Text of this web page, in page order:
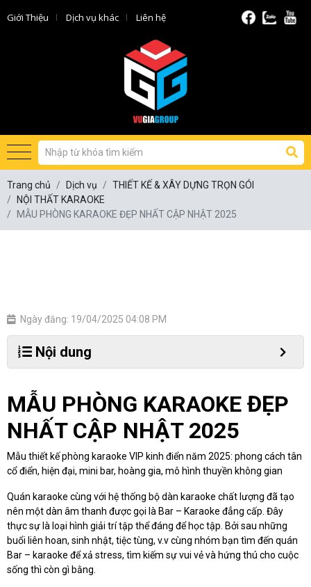
Giới Thiệu Dịch vụ khác Liên hệ
Trang chủ Dịch vụ
THIẾT KẾ & XÂY DỰNG TRỌN GÓI
NỘI THẤT KARAOKE
MẪU PHÒNG KARAOKE ĐẸP NHẤT CẬP NHẬT 2025
Ngày đăng: 19/04/2025 04:08 PM
Nội dung
MẪU PHÒNG KARAOKE ĐẸP
NHẤT CẬP NHẬT 2025
Mẫu thiết kế phòng karaoke VIP kinh điển năm 2025: phong cách tân
cổ điển, hiện đại, mini bar, hoàng gia, mô hình thuyền không gian
Quán karaoke cùng với hệ thống bộ dàn karaoke chất lượng đã tạo
nên một dàn âm thanh được gọi là Bar – Karaoke đẳng cấp. Đây
thực sự là loại hình giải trí tập thể đáng để học tập. Bởi sau những
buổi liên hoan, sinh nhật, tiệc tùng, v.v cùng nhóm bạn tìm đến quán
Bar – karaoke để xả stress, tìm kiếm sự vui vẻ và hứng thú cho cuộc
sống thì còn gì bằng.